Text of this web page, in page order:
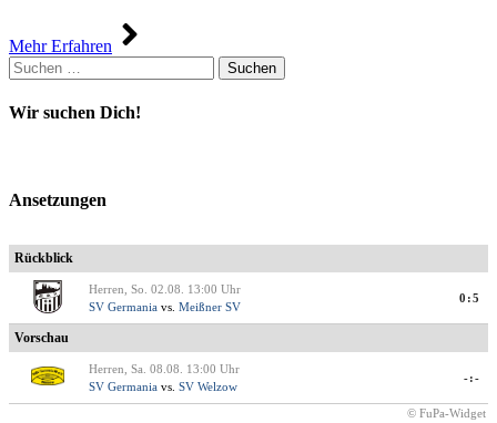
Mehr Erfahren
Suchen
nach:
Wir suchen Dich!
Ansetzungen
Rückblick
Herren, So. 02.08. 13:00 Uhr
SV Germania vs. Meißner SV
0:5
Vorschau
Herren, Sa. 08.08. 13:00 Uhr
SV Germania vs. SV Welzow
-:-
© FuPa-Widget